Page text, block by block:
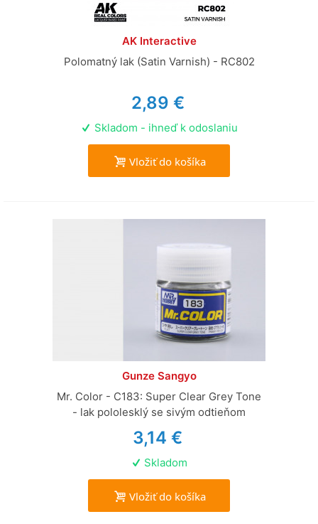
AK Interactive
Polomatný lak (Satin Varnish) - RC802
2,89 €
Skladom - ihneď k odoslaniu
Vložiť do košíka
Gunze Sangyo
Mr. Color - C183: Super Clear Grey Tone
- lak pololesklý se sivým odtieňom
3,14 €
Skladom
Vložiť do košíka